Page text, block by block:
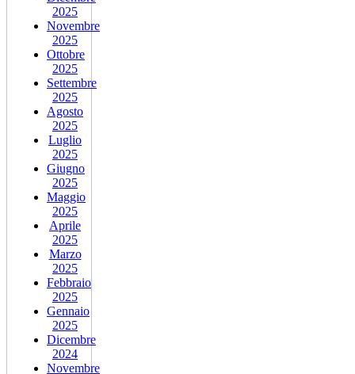
2025
Novembre
2025
Ottobre
2025
Settembre
2025
Agosto
2025
Luglio
2025
Giugno
2025
Maggio
2025
Aprile
2025
Marzo
2025
Febbraio
2025
Gennaio
2025
Dicembre
2024
Novembre